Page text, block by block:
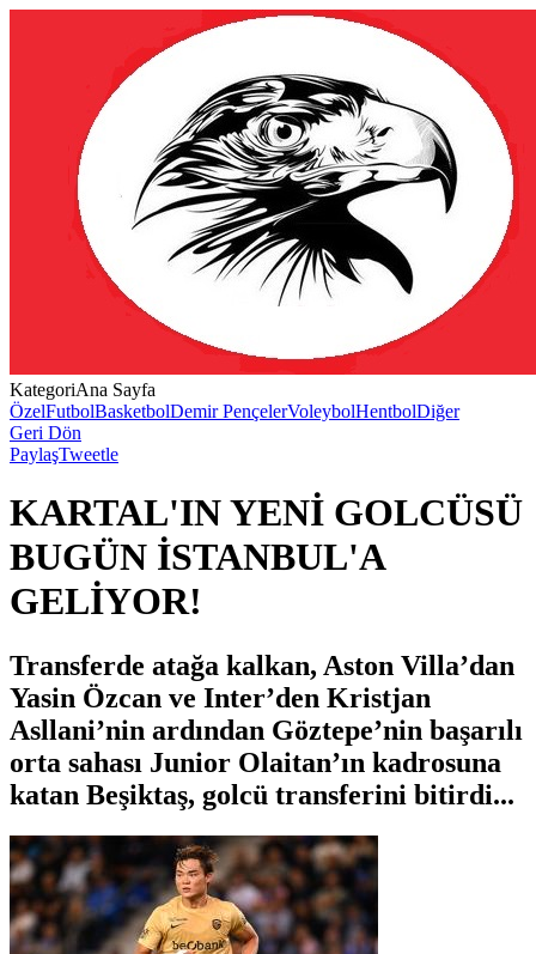
KategoriAna Sayfa
ÖzelFutbolBasketbolDemir PençelerVoleybolHentbolDiğer
Geri Dön
PaylaşTweetle
KARTAL'IN YENİ GOLCÜSÜ
BUGÜN İSTANBUL'A
GELİYOR!
Transferde atağa kalkan, Aston Villa’dan
Yasin Özcan ve Inter’den Kristjan
Asllani’nin ardından Göztepe’nin başarılı
orta sahası Junior Olaitan’ın kadrosuna
katan Beşiktaş, golcü transferini bitirdi...